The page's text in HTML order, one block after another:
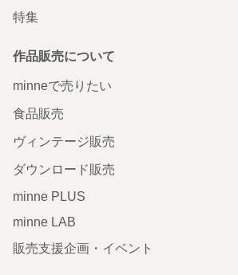
特集
作品販売について
minneで売りたい
食品販売
ヴィンテージ販売
ダウンロード販売
minne PLUS
minne LAB
販売支援企画・イベント